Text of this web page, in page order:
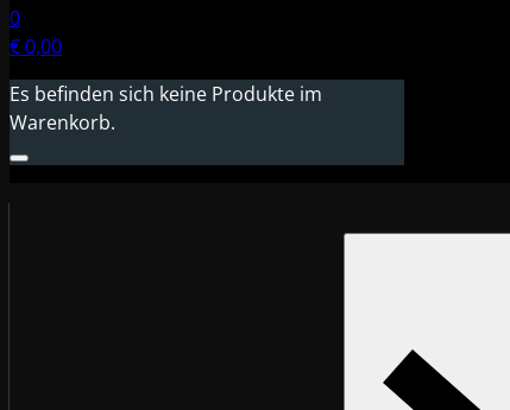
0
€0,00
Es befinden sich keine Produkte im
Warenkorb.